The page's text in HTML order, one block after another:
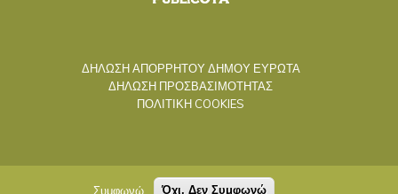
ΔΗΛΩΣΗ ΑΠΟΡΡΗΤΟΥ ΔΗΜΟΥ ΕΥΡΩΤΑ
ΔΗΛΩΣΗ ΠΡΟΣΒΑΣΙΜΟΤΗΤΑΣ
ΠΟΛΙΤΙΚΗ COOKIES
Συμφωνώ Όχι, Δεν Συμφωνώ